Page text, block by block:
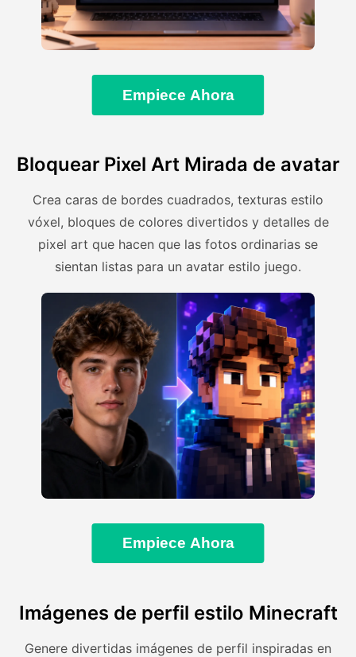
Empiece Ahora
Bloquear Pixel Art Mirada de avatar
Crea caras de bordes cuadrados, texturas estilo
vóxel, bloques de colores divertidos y detalles de
pixel art que hacen que las fotos ordinarias se
sientan listas para un avatar estilo juego.
Empiece Ahora
Imágenes de perfil estilo Minecraft
Genere divertidas imágenes de perfil inspiradas en